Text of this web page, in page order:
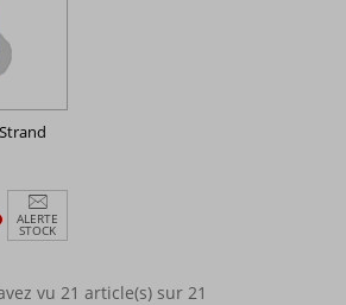
ALERTE
STOCK
vu 21 article(s) sur 21